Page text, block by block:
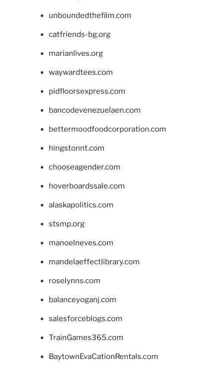
unboundedthefilm.com
catfriends-bg.org
marianlives.org
waywardtees.com
pidfloorsexpress.com
bancodevenezuelaen.com
bettermoodfoodcorporation.com
hingstonnt.com
chooseagender.com
hoverboardssale.com
alaskapolitics.com
stsmp.org
manoelneves.com
mandelaeffectlibrary.com
roselynns.com
balanceyoganj.com
salesforceblogs.com
TrainGames365.com
BaytownEvaCationRentals.com